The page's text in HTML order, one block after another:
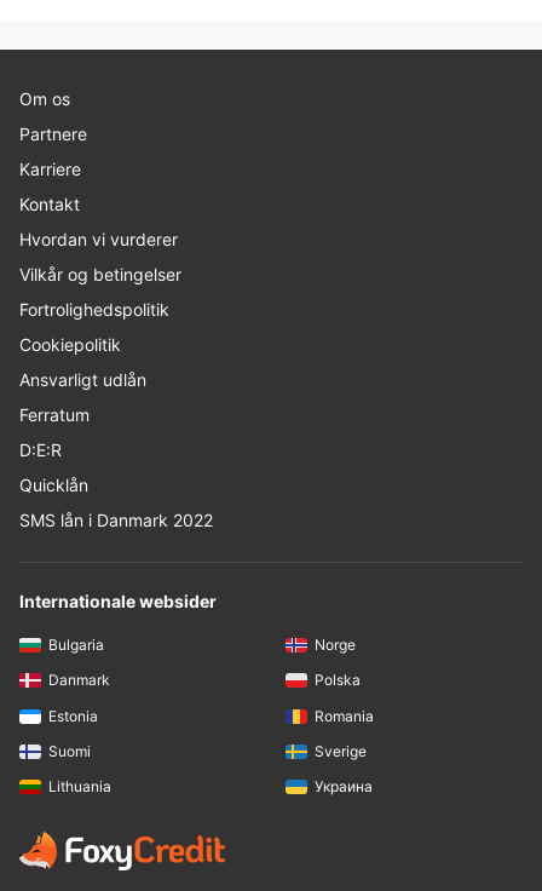
Om os
Partnere
Karriere
Kontakt
Hvordan vi vurderer
Vilkår og betingelser
Fortrolighedspolitik
Cookiepolitik
Ansvarligt udlån
Ferratum
D:E:R
Quicklån
SMS lån i Danmark 2022
Internationale websider
Bulgaria
Danmark
Estonia
Suomi
Lithuania
Norge
Polska
Romania
Sverige
Украина